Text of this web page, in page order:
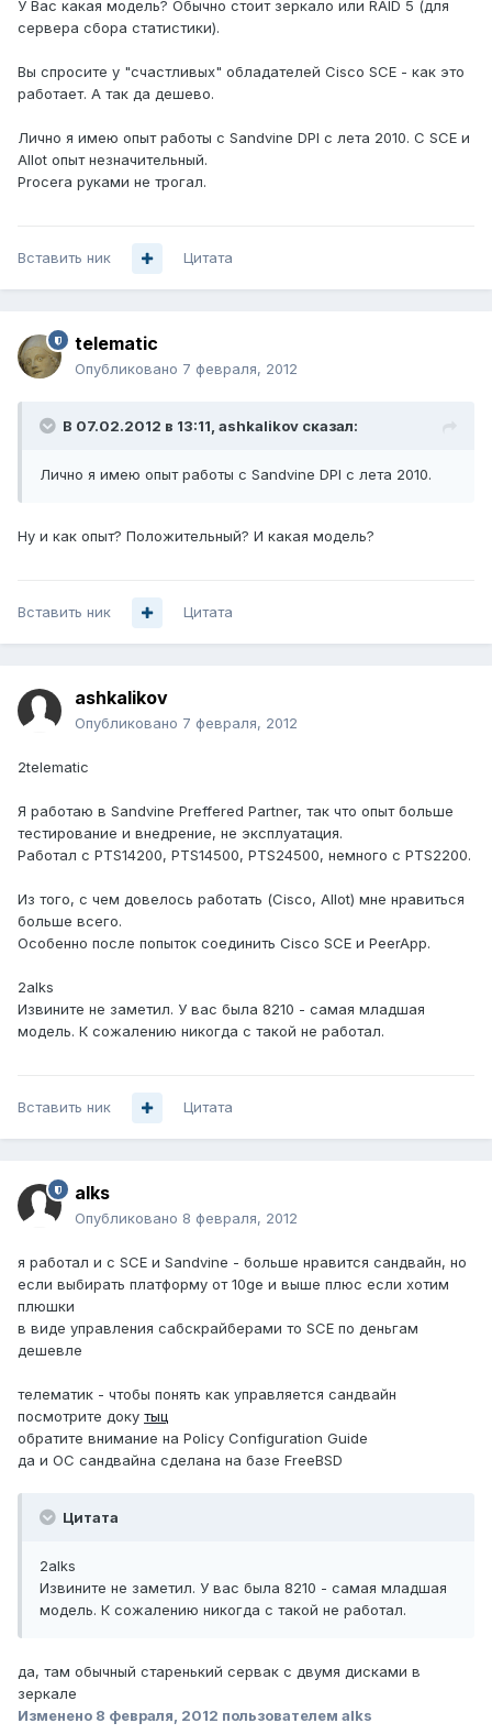
У Вас какая модель? Обычно стоит зеркало или RAID 5 (для
сервера сбора статистики).
Вы спросите у "счастливых" обладателей Cisco SCE - как это
работает. А так да дешево.
Лично я имею опыт работы с Sandvine DPI с лета 2010. С SCE и
Allot опыт незначительный.
Procera руками не трогал.
Вставить ник Цитата
telematic
Опубликовано 7 февраля, 2012
В 07.02.2012 в 13:11, ashkalikov сказал:
Лично я имею опыт работы с Sandvine DPI с лета 2010.
Ну и как опыт? Положительный? И какая модель?
Вставить ник Цитата
ashkalikov
Опубликовано 7 февраля, 2012
2telematic
Я работаю в Sandvine Preffered Partner, так что опыт больше
тестирование и внедрение, не эксплуатация.
Работал с PTS14200, PTS14500, PTS24500, немного с PTS2200.
Из того, с чем довелось работать (Cisco, Allot) мне нравиться
больше всего.
Особенно после попыток соединить Cisco SCE и PeerApp.
2alks
Извините не заметил. У вас была 8210 - самая младшая
модель. К сожалению никогда с такой не работал.
Вставить ник Цитата
alks
Опубликовано 8 февраля, 2012
я работал и с SCE и Sandvine - больше нравится сандвайн, но
если выбирать платформу от 10ge и выше плюс если хотим
плюшки
в виде управления сабскрайберами то SCE по деньгам
дешевле
телематик - чтобы понять как управляется сандвайн
посмотрите доку тыц
обратите внимание на Policy Configuration Guide
да и ОС сандвайна сделана на базе FreeBSD
Цитата
2alks
Извините не заметил. У вас была 8210 - самая младшая
модель. К сожалению никогда с такой не работал.
да, там обычный старенький сервак с двумя дисками в
зеркале
Изменено 8 февраля, 2012 пользователем alks